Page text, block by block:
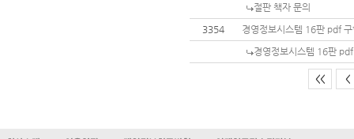
절판 책자 문의
3354
경영정보시스템 16판 pdf 구
경영정보시스템 16판
<< <